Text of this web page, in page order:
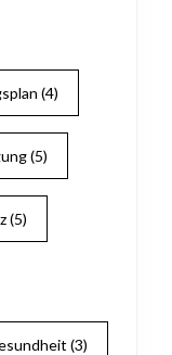
(4)
(5)
(5)
(3)